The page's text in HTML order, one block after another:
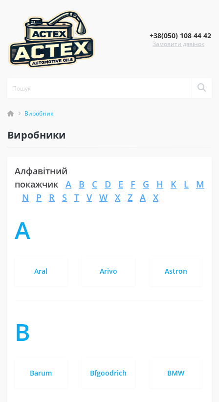
+38(050) 108 44 42
Замовити дзвінок
Виробник
Виробники
Алфавітний
покажчик A B C D E F G H K L
M
N
P R S T V W X Z А Х
A
Aral Arivo Astron
B
Barum Bfgoodrich BMW